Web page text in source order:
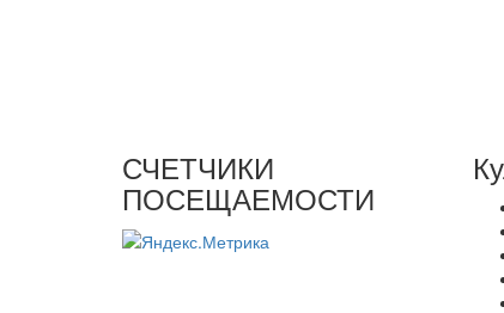
СЧЕТЧИКИ
ПОСЕЩАЕМОСТИ